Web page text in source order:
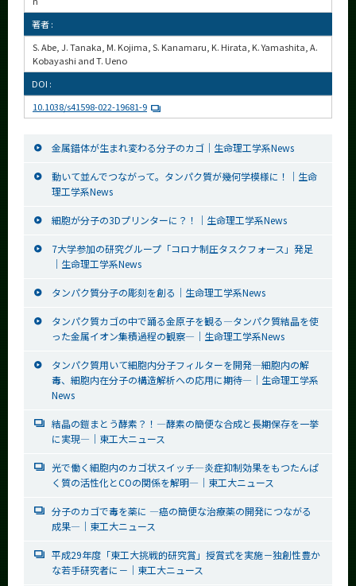
著者 :
S. Abe, J. Tanaka, M. Kojima, S. Kanamaru, K. Hirata, K. Yamashita, A.
Kobayashi and T. Ueno
DOI :
10.1038/s41598-022-19681-9
金属錯体が生まれ変わる分子のカゴ｜生命理工学系News
動いて並んでつながって。タンパク質が幾何学模様に！｜生命
理工学系News
細胞が分子の3Dプリンターに？！｜生命理工学系News
7大学参加の研究グループ「コロナ制圧タスクフォース」発足
｜生命理工学系News
タンパク質分子の彫刻を創る｜生命理工学系News
タンパク質カゴの中で踊る金原子を観る―タンパク質結晶を使
った金属イオン集積過程の観察―｜生命理工学系News
タンパク質用いて細胞内分子フィルターを開発―細胞内の解
毒、細胞内在分子の構造解析への応用に期待―｜生命理工学系
News
結晶の鎧まとう酵素？！―酵素の簡便な合成と長期保存を一挙
に実現―｜東工大ニュース
光で働く細胞内のカゴ状スイッチ―炎症抑制効果をもつたんぱ
く質の活性化とCOの関係を解明―｜東工大ニュース
分子のカゴで毒を薬に ―癌の簡便な治療薬の開発につながる
成果―｜東工大ニュース
平成29年度「東工大挑戦的研究賞」授賞式を実施－独創性豊か
な若手研究者に－｜東工大ニュース